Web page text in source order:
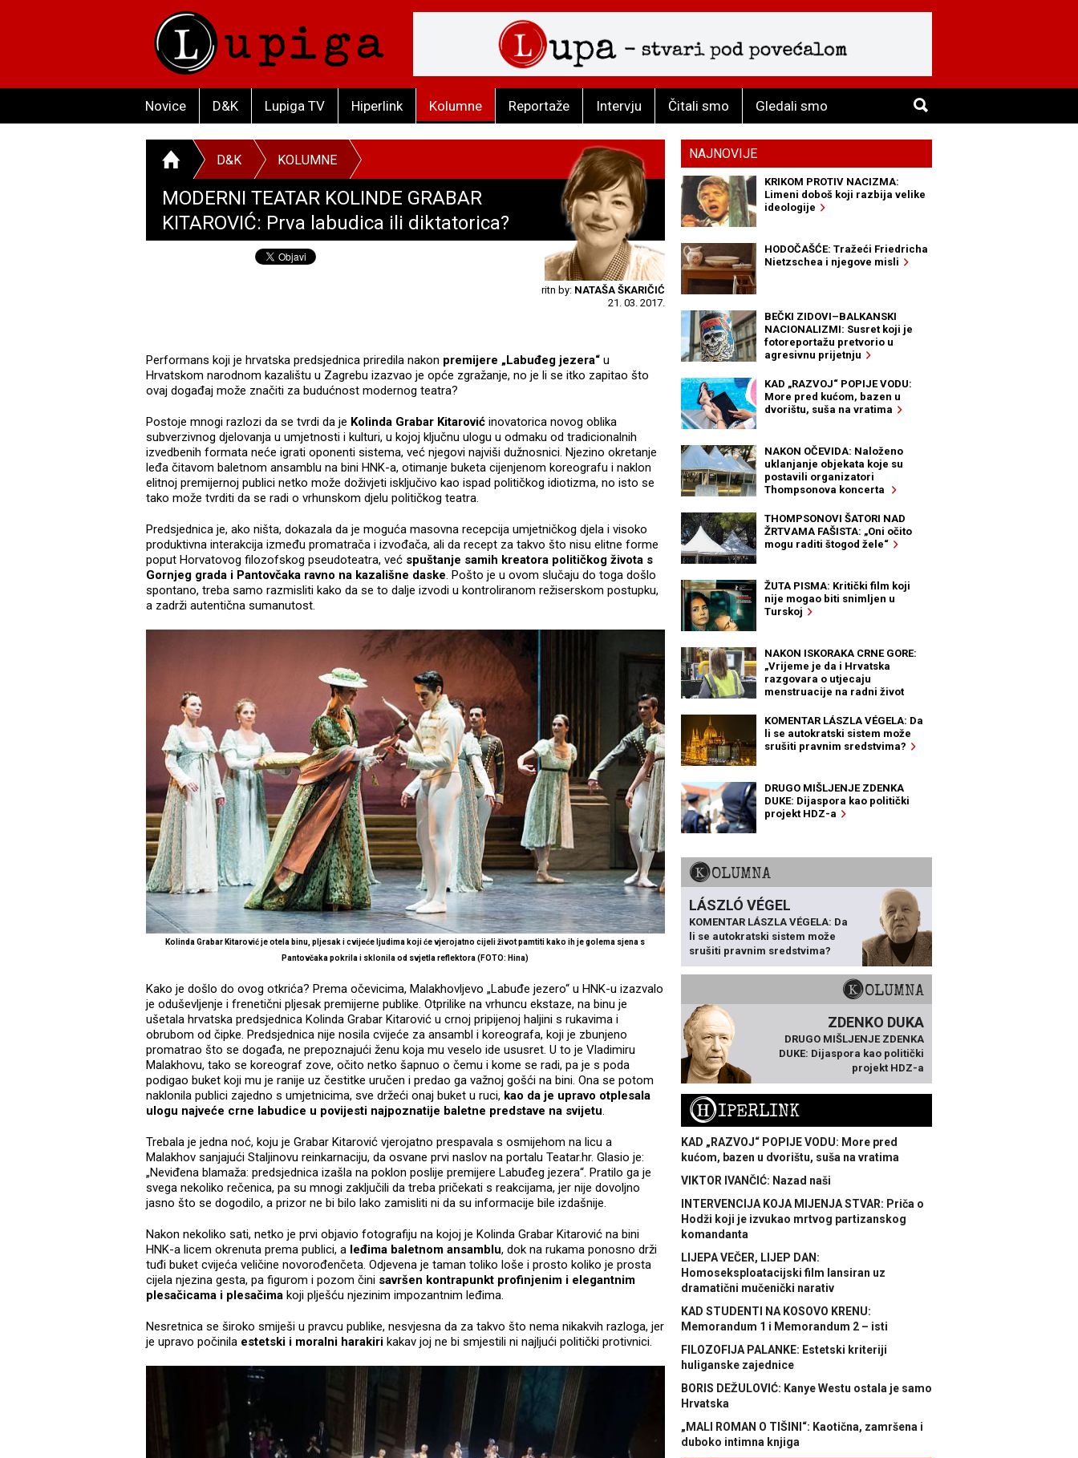
Novice D&K Lupiga TV Hiperlink Kolumne Reportaže Intervju Čitali smo Gledali smo
D&K KOLUMNE
MODERNI TEATAR KOLINDE GRABAR
KITAROVIĆ: Prva labudica ili diktatorica?
ritn by: NATAŠA ŠKARIČIĆ
21. 03. 2017.
Performans koji je hrvatska predsjednica priredila nakon premijere „Labuđeg jezera“ u
Hrvatskom narodnom kazalištu u Zagrebu izazvao je opće zgražanje, no je li se itko zapitao što
ovaj događaj može značiti za budućnost modernog teatra?
Postoje mnogi razlozi da se tvrdi da je Kolinda Grabar Kitarović inovatorica novog oblika
subverzivnog djelovanja u umjetnosti i kulturi, u kojoj ključnu ulogu u odmaku od tradicionalnih
izvedbenih formata neće igrati oponenti sistema, već njegovi najviši dužnosnici. Njezino okretanje
leđa čitavom baletnom ansamblu na bini HNK-a, otimanje buketa cijenjenom koreografu i naklon
elitnoj premijernoj publici netko može doživjeti isključivo kao ispad političkog idiotizma, no isto se
tako može tvrditi da se radi o vrhunskom djelu političkog teatra.
Predsjednica je, ako ništa, dokazala da je moguća masovna recepcija umjetničkog djela i visoko
produktivna interakcija između promatrača i izvođača, ali da recept za takvo što nisu elitne forme
poput Horvatovog filozofskog pseudoteatra, već spuštanje samih kreatora političkog života s
Gornjeg grada i Pantovčaka ravno na kazališne daske. Pošto je u ovom slučaju do toga došlo
spontano, treba samo razmisliti kako da se to dalje izvodi u kontroliranom režiserskom postupku,
a zadrži autentična sumanutost.
Kolinda Grabar Kitarović je otela binu, pljesak i cvijeće ljudima koji će vjerojatno cijeli život pamtiti kako ih je golema sjena s
Pantovčaka pokrila i sklonila od svjetla reflektora (FOTO: Hina)
Kako je došlo do ovog otkrića? Prema očevicima, Malakhovljevo „Labuđe jezero“ u HNK-u izazvalo
je oduševljenje i frenetični pljesak premijerne publike. Otprilike na vrhuncu ekstaze, na binu je
ušetala hrvatska predsjednica Kolinda Grabar Kitarović u crnoj pripijenoj haljini s rukavima i
obrubom od čipke. Predsjednica nije nosila cvijeće za ansambl i koreografa, koji je zbunjeno
promatrao što se događa, ne prepoznajući ženu koja mu veselo ide ususret. U to je Vladimiru
Malakhovu, tako se koreograf zove, očito netko šapnuo o čemu i kome se radi, pa je s poda
podigao buket koji mu je ranije uz čestitke uručen i predao ga važnoj gošći na bini. Ona se potom
naklonila publici zajedno s umjetnicima, sve držeći onaj buket u ruci, kao da je upravo otplesala
ulogu najveće crne labudice u povijesti najpoznatije baletne predstave na svijetu.
Trebala je jedna noć, koju je Grabar Kitarović vjerojatno prespavala s osmijehom na licu a
Malakhov sanjajući Staljinovu reinkarnaciju, da osvane prvi naslov na portalu Teatar.hr. Glasio je:
„Neviđena blamaža: predsjednica izašla na poklon poslije premijere Labuđeg jezera“. Pratilo ga je
svega nekoliko rečenica, pa su mnogi zaključili da treba pričekati s reakcijama, jer nije dovoljno
jasno što se dogodilo, a prizor ne bi bilo lako zamisliti ni da su informacije bile izdašnije.
Nakon nekoliko sati, netko je prvi objavio fotografiju na kojoj je Kolinda Grabar Kitarović na bini
HNK-a licem okrenuta prema publici, a leđima baletnom ansamblu, dok na rukama ponosno drži
tuđi buket cvijeća veličine novorođenčeta. Odjevena je taman toliko loše i prosto koliko je prosta
cijela njezina gesta, pa figurom i pozom čini savršen kontrapunkt profinjenim i elegantnim
plesačicama i plesačima koji plješću njezinim impozantnim leđima.
Nesretnica se široko smiješi u pravcu publike, nesvjesna da za takvo što nema nikakvih razloga, jer
je upravo počinila estetski i moralni harakiri kakav joj ne bi smjestili ni najljući politički protivnici.
NAJNOVIJE
KRIKOM PROTIV NACIZMA:
Limeni doboš koji razbija velike
ideologije
HODOČAŠĆE: Tražeći Friedricha
Nietzschea i njegove misli
BEČKI ZIDOVI–BALKANSKI
NACIONALIZMI: Susret koji je
fotoreportažu pretvorio u
agresivnu prijetnju
KAD „RAZVOJ“ POPIJE VODU:
More pred kućom, bazen u
dvorištu, suša na vratima
NAKON OČEVIDA: Naloženo
uklanjanje objekata koje su
postavili organizatori
Thompsonova koncerta
THOMPSONOVI ŠATORI NAD
ŽRTVAMA FAŠISTA: „Oni očito
mogu raditi štogod žele“
ŽUTA PISMA: Kritički film koji
nije mogao biti snimljen u
Turskoj
NAKON ISKORAKA CRNE GORE:
„Vrijeme je da i Hrvatska
razgovara o utjecaju
menstruacije na radni život
KOMENTAR LÁSZLA VÉGELA: Da
li se autokratski sistem može
srušiti pravnim sredstvima?
DRUGO MIŠLJENJE ZDENKA
DUKE: Dijaspora kao politički
projekt HDZ-a
KOLUMNA
LÁSZLÓ VÉGEL
KOMENTAR LÁSZLA VÉGELA: Da
li se autokratski sistem može
srušiti pravnim sredstvima?
KOLUMNA
ZDENKO DUKA
DRUGO MIŠLJENJE ZDENKA
DUKE: Dijaspora kao politički
projekt HDZ-a
HIPERLINK
KAD „RAZVOJ“ POPIJE VODU: More pred
kućom, bazen u dvorištu, suša na vratima
VIKTOR IVANČIĆ: Nazad naši
INTERVENCIJA KOJA MIJENJA STVAR: Priča o
Hodži koji je izvukao mrtvog partizanskog
komandanta
LIJEPA VEČER, LIJEP DAN:
Homoseksploatacijski film lansiran uz
dramatični mučenički narativ
KAD STUDENTI NA KOSOVO KRENU:
Memorandum 1 i Memorandum 2 – isti
FILOZOFIJA PALANKE: Estetski kriteriji
huliganske zajednice
BORIS DEŽULOVIĆ: Kanye Westu ostala je samo
Hrvatska
„MALI ROMAN O TIŠINI“: Kaotična, zamršena i
duboko intimna knjiga